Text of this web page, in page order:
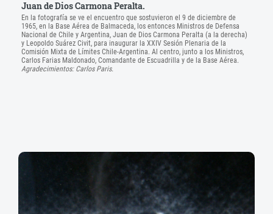
Juan de Dios Carmona Peralta.
En la fotografía se ve el encuentro que sostuvieron el 9 de diciembre de
1965, en la Base Aérea de Balmaceda, los entonces Ministros de Defensa
Nacional de Chile y Argentina, Juan de Dios Carmona Peralta (a la derecha)
y Leopoldo Suárez Civit, para inaugurar la XXIV Sesión Plenaria de la
Comisión Mixta de Límites Chile-Argentina. Al centro, junto a los Ministros,
Carlos Farias Maldonado, Comandante de Escuadrilla y de la Base Aérea.
Agradecimientos: Carlos Paris.